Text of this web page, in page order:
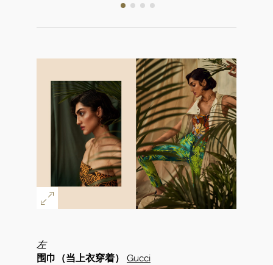
左
围巾（当上衣穿着）
Gucci